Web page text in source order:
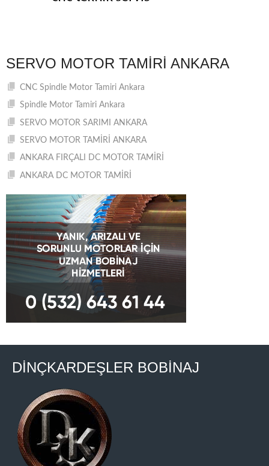
SERVO MOTOR TAMIRI ANKARA
CNC Spindle Motor Tamiri Ankara
Spindle Motor Tamiri Ankara
SERVO MOTOR SARIMI ANKARA
SERVO MOTOR TAMİRİ ANKARA
ANKARA FIRÇALI DC MOTOR TAMİRİ
ANKARA DC MOTOR TAMİRİ
DİNÇKARDEŞLER BOBİNAJ